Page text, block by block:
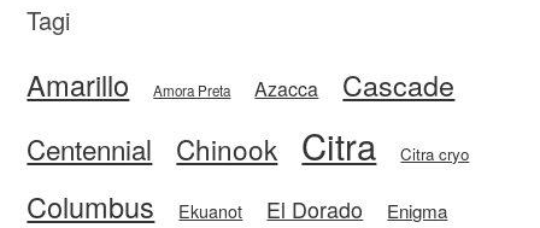
Tagi
Amarillo Amora Preta Azacca Cascade
Centennial Chinook Citra Citra cryo
Columbus Ekuanot El Dorado Enigma